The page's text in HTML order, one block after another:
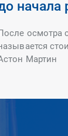
начала
осмотра
Мартин